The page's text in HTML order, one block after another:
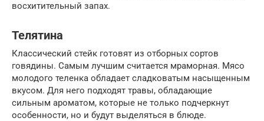
восхитительный запах.
Телятина
Классический стейк готовят из отборных сортов
говядины. Самым лучшим считается мраморная. Мясо
молодого теленка обладает сладковатым насыщенным
вкусом. Для него подходят травы, обладающие
сильным ароматом, которые не только подчеркнут
особенности, но и будут выделяться в блюде.